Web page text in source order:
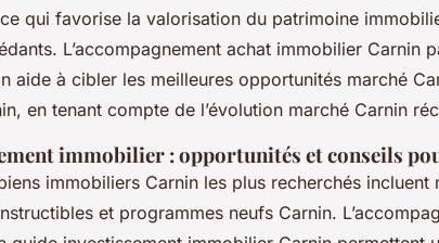
qui favorise la valorisation du patrimoine
L’accompagnement achat immobilier Carnin
aide à cibler les meilleures opportunités marché
en tenant compte de l’évolution marché Carnin
immobilier : opportunités et conseils
immobiliers Carnin les plus recherchés incluent
et programmes neufs Carnin.